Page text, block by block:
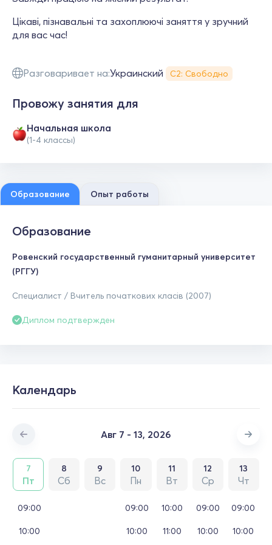
Цікаві, пізнавальні та захоплюючі заняття у зручний
для вас час!
Разговаривает на:Украинский С2: Свободно
Провожу занятия для
Начальная школа
(1-4 классы)
Образование Опыт работы
Образование
Ровенский государственный гуманитарный университет
(РГГУ)
Специалист / Вчитель початкових класів (2007)
Диплом подтвержден
Календарь
Авг 7 - 13, 2026
7
Пт
8
Сб
9
Вс
10
Пн
11
Вт
12
Ср
13
Чт
09:00
10:00
09:00
10:00
10:00
11:00
09:00
10:00
09:00
10:00